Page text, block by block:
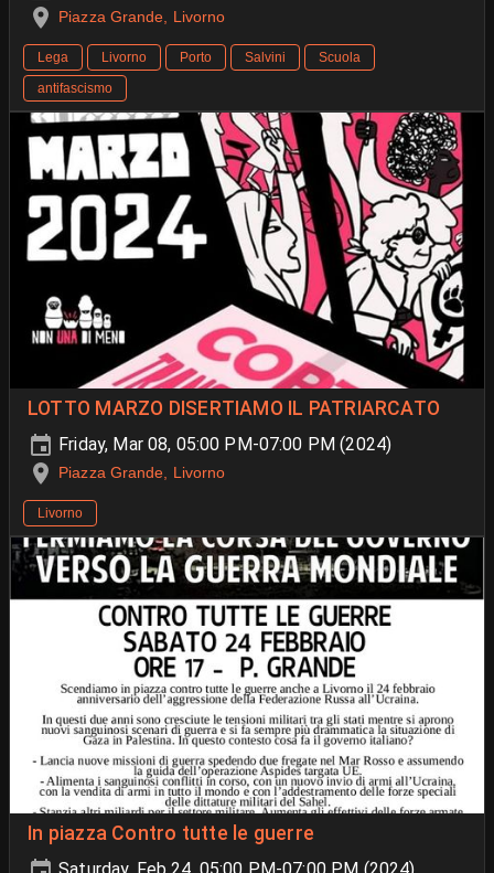
Piazza Grande, Livorno
Lega Livorno Porto Salvini
Scuola
antifascismo
LOTTO MARZO DISERTIAMO IL PATRIARCATO
Friday, Mar 08, 05:00 PM-07:00 PM (2024)
Piazza Grande, Livorno
Livorno
In piazza Contro tutte le guerre